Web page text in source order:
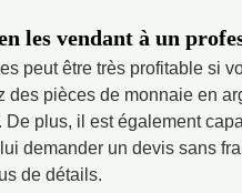
les vendant à un
peut être très profitable si
pièces de monnaie en
plus, il est également
demander un devis sans
de détails.